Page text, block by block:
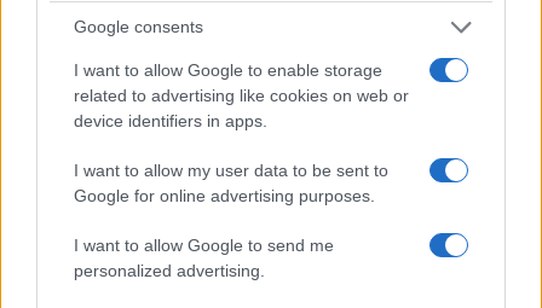
Google consents
I want to allow Google to enable storage
related to advertising like cookies on web or
device identifiers in apps.
I want to allow my user data to be sent to
Google for online advertising purposes.
I want to allow Google to send me
personalized advertising.
ΟΜΟΓΕΝΕΙΑ